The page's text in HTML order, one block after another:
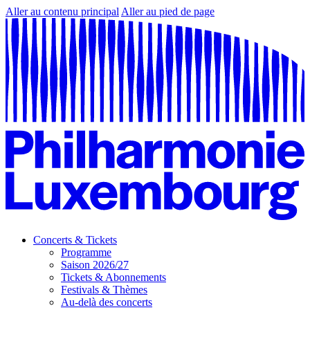
Aller au contenu principal Aller au pied de page
Concerts & Tickets
Programme
Saison 2026/27
Tickets & Abonnements
Festivals & Thèmes
Au-delà des concerts